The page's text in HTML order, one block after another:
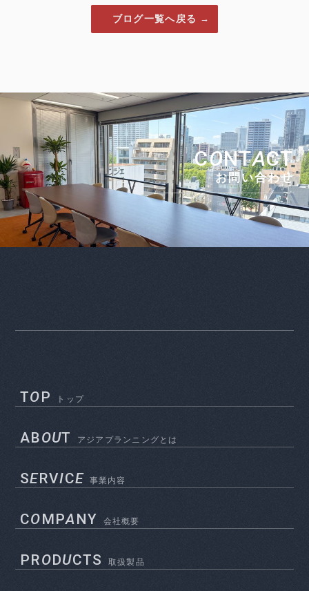
ブログ一覧へ戻る
CONTACT
お問い合わせ
TOP トップ
ABOUT アジアプランニングとは
SERVICE 事業内容
COMPA NY 会社概要
PRODUCTS 取扱製品